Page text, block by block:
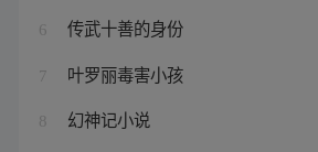
6 传武十善的身份
7 叶罗丽毒害小孩
8 幻神记小说